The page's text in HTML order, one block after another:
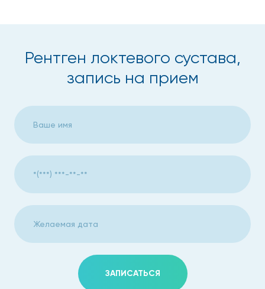
Рентген локтевого сустава,
запись на прием
ЗАПИСАТЬСЯ